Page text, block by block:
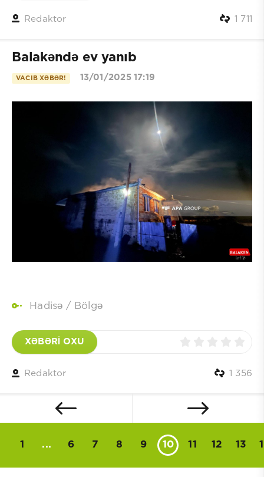
Redaktor 1 711
Balakəndə ev yanıb
VACIB XƏBƏR! 13/01/2025 17:19
Hadisə / Bölgə
XƏBƏRİ OXU
Redaktor 1 356
1 ... 6 7 8 9 10 11 12 13